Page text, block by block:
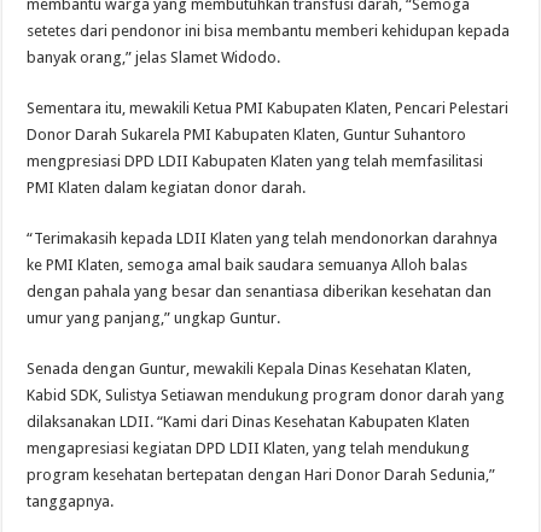
membantu warga yang membutuhkan transfusi darah, “Semoga
setetes dari pendonor ini bisa membantu memberi kehidupan kepada
banyak orang,” jelas Slamet Widodo.
Sementara itu, mewakili Ketua PMI Kabupaten Klaten, Pencari Pelestari
Donor Darah Sukarela PMI Kabupaten Klaten, Guntur Suhantoro
mengpresiasi DPD LDII Kabupaten Klaten yang telah memfasilitasi
PMI Klaten dalam kegiatan donor darah.
“Terimakasih kepada LDII Klaten yang telah mendonorkan darahnya
ke PMI Klaten, semoga amal baik saudara semuanya Alloh balas
dengan pahala yang besar dan senantiasa diberikan kesehatan dan
umur yang panjang,” ungkap Guntur.
Senada dengan Guntur, mewakili Kepala Dinas Kesehatan Klaten,
Kabid SDK, Sulistya Setiawan mendukung program donor darah yang
dilaksanakan LDII. “Kami dari Dinas Kesehatan Kabupaten Klaten
mengapresiasi kegiatan DPD LDII Klaten, yang telah mendukung
program kesehatan bertepatan dengan Hari Donor Darah Sedunia,”
tanggapnya.